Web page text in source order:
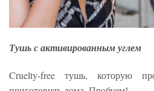
Тушь с активированным углем
Cruelty-free тушь, которую